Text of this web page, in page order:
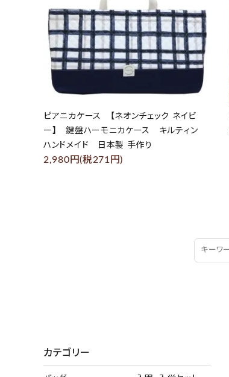
ピアニカケース 【ネオンチェック ネイビ
ー】 鍵盤ハーモニカケース キルティン
ハンドメイド 日本製 手作り
2,980円(税271円)
カテゴリー